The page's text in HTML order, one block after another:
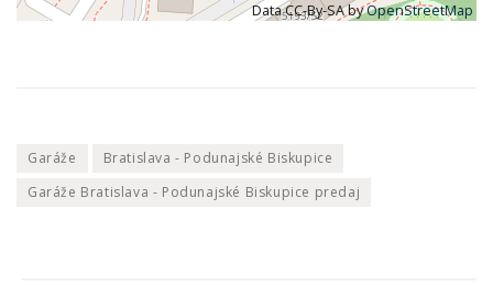
Data CC-By-SA byOpenStreetMap
Garáže
Bratislava - Podunajské Biskupice
Garáže Bratislava - Podunajské Biskupice predaj